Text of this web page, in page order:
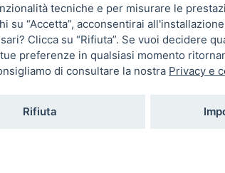
CLIENTI
Termini e Condizioni
Spedizioni e resi
Privacy Policy
tecniche e per misurare le
“Accetta”, acconsentirai
Clicca su “Rifiuta”. Se vuoi decidere
preferenze in qualsiasi momento
di consultare la nostra Privacy e
Rifiuta